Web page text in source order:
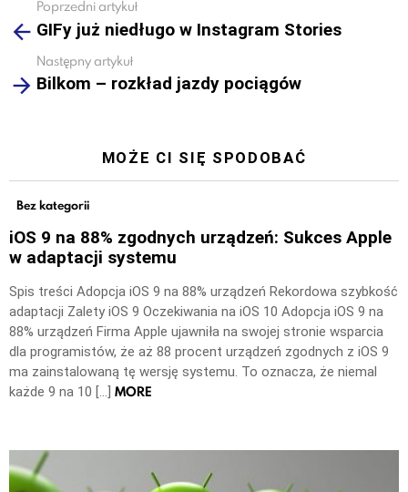
more
Poprzedni artykuł
GIFy już niedługo w Instagram Stories
Następny artykuł
Bilkom – rozkład jazdy pociągów
MOŻE CI SIĘ SPODOBAĆ
Bez kategorii
iOS 9 na 88% zgodnych urządzeń: Sukces Apple
w adaptacji systemu
Spis treści Adopcja iOS 9 na 88% urządzeń Rekordowa szybkość
adaptacji Zalety iOS 9 Oczekiwania na iOS 10 Adopcja iOS 9 na
88% urządzeń Firma Apple ujawniła na swojej stronie wsparcia
dla programistów, że aż 88 procent urządzeń zgodnych z iOS 9
ma zainstalowaną tę wersję systemu. To oznacza, że niemal
każde 9 na 10 […] MORE